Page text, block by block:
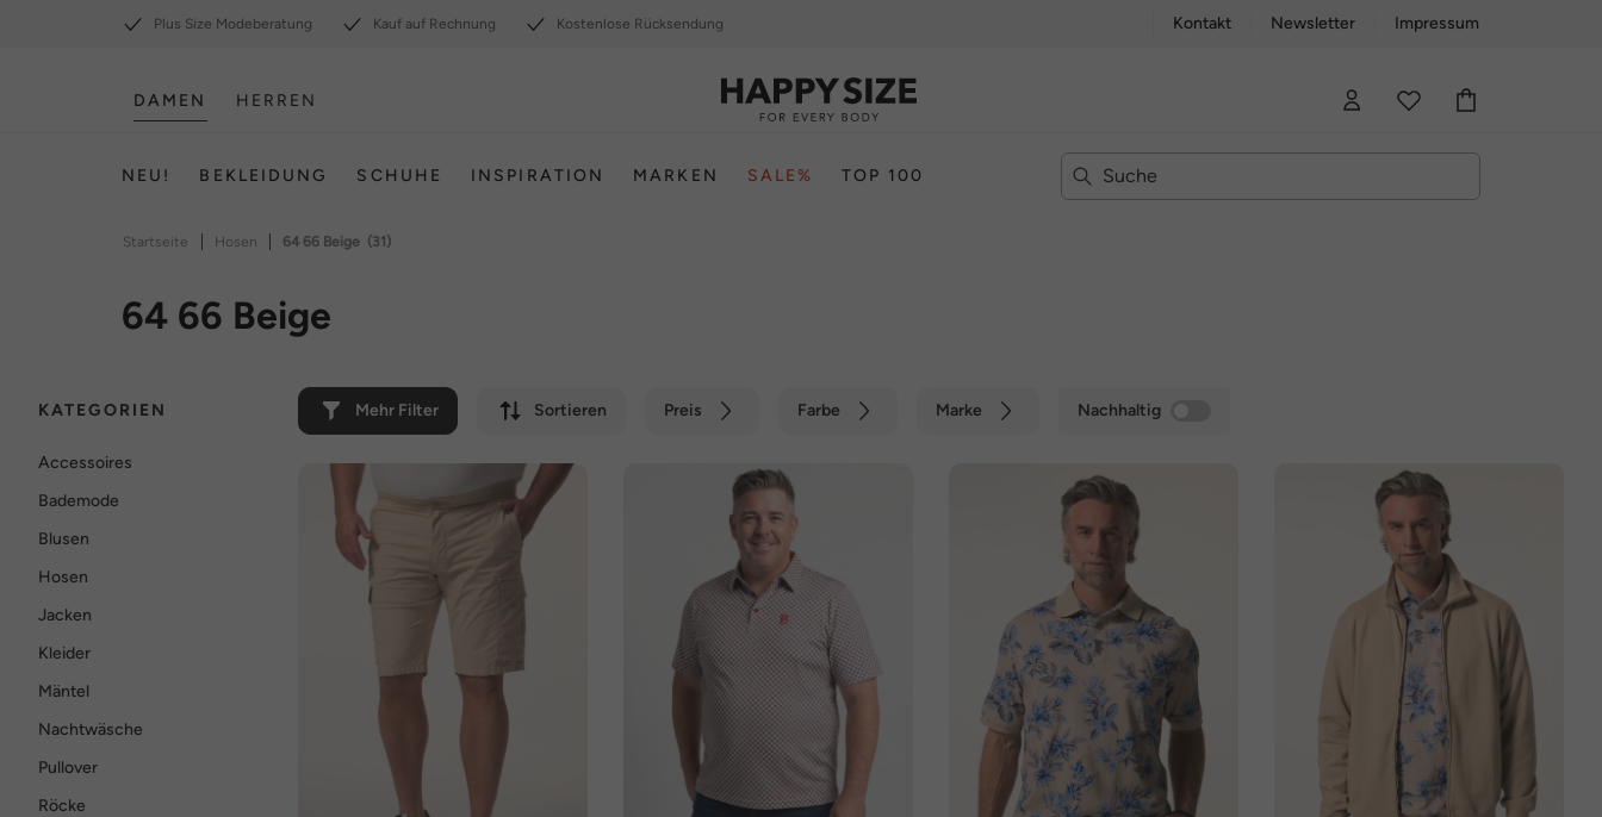
Plus Size Modeberatung Kauf auf Rechnung Kostenlose Rücksendung Kontakt Newsletter Impressum
DAMEN HERREN
NEU! BEKLEIDUNG SCHUHE INSPIRATION MARKEN SALE% TOP 100
Startseite | Hosen | 64 66 Beige (31)
64 66 Beige
KATEGORIEN Mehr Filter Sortieren Preis Farbe Marke Nachhaltig
Accessoires
Bademode
Blusen
Hosen
Jacken
Kleider
Mäntel
Nachtwäsche
Pullover
Röcke